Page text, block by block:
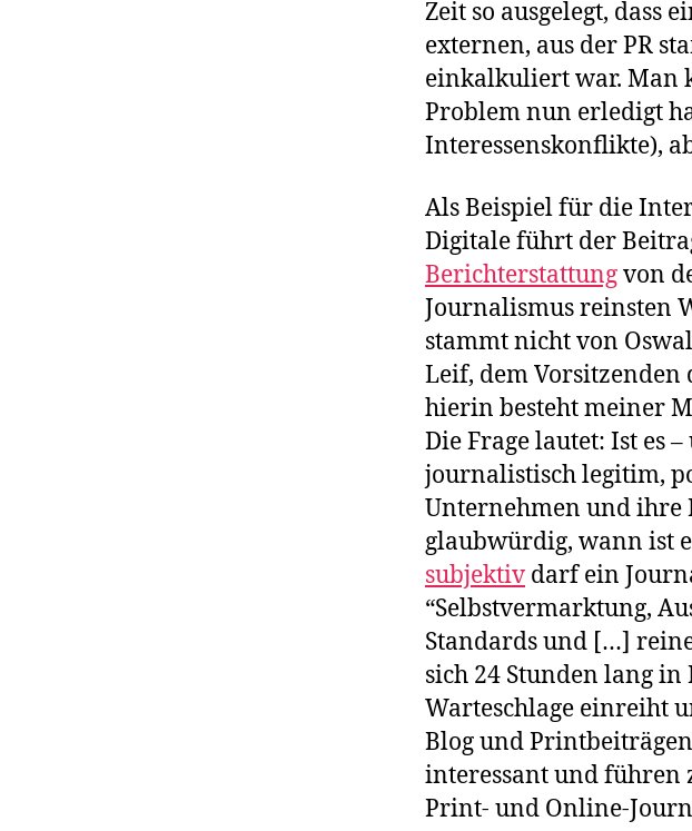
Zeit so ausgelegt, dass
externen, aus der PR
einkalkuliert war. Man
Problem nun erledigt
Interessenskonflikte),
Als Beispiel für die
Digitale führt der
Berichterstattungvon
Journalismus reinsten
stammt nicht von
Leif, dem Vorsitzenden
hierin besteht meiner
Die Frage lautet: Ist es
journalistisch legitim,
Unternehmen und ihre
glaubwürdig, wann ist
subjektiv darf ein
“Selbstvermarktung,
Standards und […]
sich 24 Stunden lang
Warteschlage einreiht
Blog und
interessant und führen
Print- und Online-